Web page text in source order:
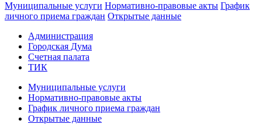
Муниципальные услуги Нормативно-правовые акты График
личного приема граждан Открытые данные
Администрация
Городская Дума
Счетная палата
ТИК
Муниципальные услуги
Нормативно-правовые акты
График личного приема граждан
Открытые данные